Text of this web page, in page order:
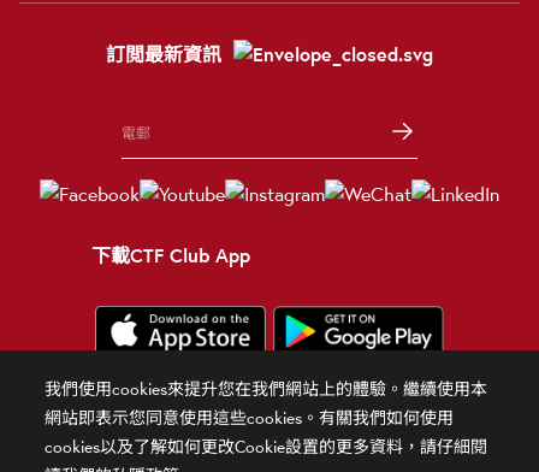
訂閲最新資訊
下載CTF Club App
條款細則 使用條款 隱私政策 官方聲明 相關網站
© 2026 周大福珠寶金行有限公司 版權所有 不得轉載
我們使用cookies來提升您在我們網站上的體驗。繼續使用本
網站即表示您同意使用這些cookies。有關我們如何使用
cookies以及了解如何更改Cookie設置的更多資料，請仔細閱